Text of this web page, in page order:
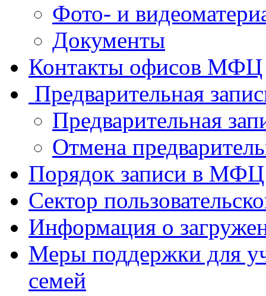
Фото- и
Документы
Контакты офисов МФЦ
Предварительная
Предварительная
Отмена
Порядок записи в МФЦ
Сектор
Информация о
Меры поддержки для
семей